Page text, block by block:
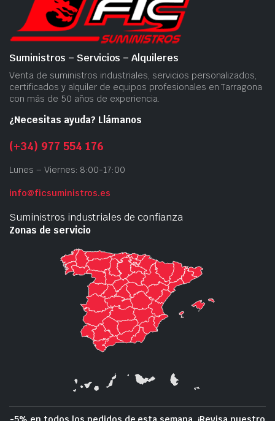
Suministros – Servicios – Alquileres
Venta de suministros industriales, servicios personalizados,
certificados y alquiler de equipos profesionales en Tarragona
con más de 50 años de experiencia.
¿Necesitas ayuda? Llámanos
(+34) 977 554 176
Lunes – Viernes: 8:00-17:00
info@ficsuministros.es
Suministros industriales de confianza
Zonas de servicio